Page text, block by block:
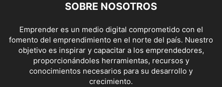
SOBRE NOSOTROS
Emprender es un medio digital comprometido con el
fomento del emprendimiento en el norte del país. Nuestro
objetivo es inspirar y capacitar a los emprendedores,
proporcionándoles herramientas, recursos y
conocimientos necesarios para su desarrollo y
crecimiento.